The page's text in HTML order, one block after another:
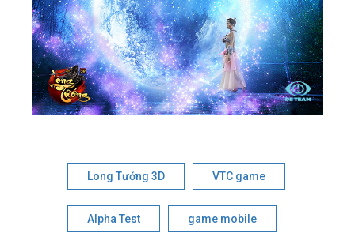
Long Tướng 3D VTC game
Alpha Test game mobile